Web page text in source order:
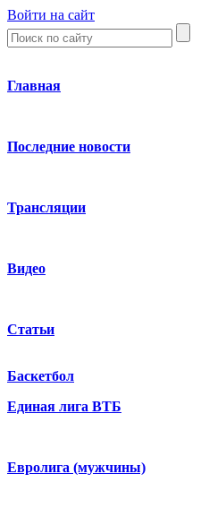
Войти на сайт
Главная
Последние новости
Трансляции
Видео
Статьи
Баскетбол
Единая лига ВТБ
Евролига (мужчины)